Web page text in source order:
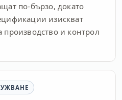
по-бързо, докато
изискват
и контрол